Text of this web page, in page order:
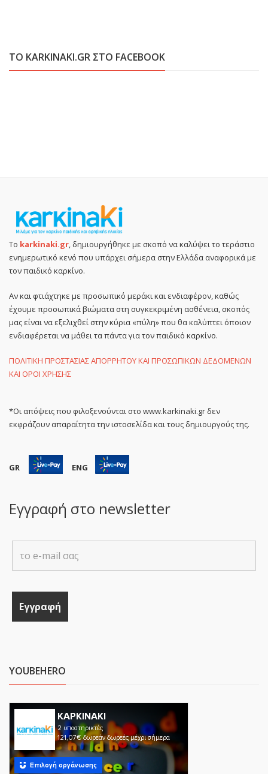
ΤΟ KARKINAKI.GR ΣΤΟ FACEBOOK
Το karkinaki.gr, δημιουργήθηκε με σκοπό να καλύψει το τεράστιο
ενημερωτικό κενό που υπάρχει σήμερα στην Ελλάδα αναφορικά με
τον παιδικό καρκίνο.
Αν και φτιάχτηκε με προσωπικό μεράκι και ενδιαφέρον, καθώς
έχουμε προσωπικά βιώματα στη συγκεκριμένη ασθένεια, σκοπός
μας είναι να εξελιχθεί στην κύρια «πύλη» που θα καλύπτει όποιον
ενδιαφέρεται να μάθει τα πάντα για τον παιδικό καρκίνο.
ΠΟΛΙΤΙΚΗ ΠΡΟΣΤΑΣΙΑΣ ΑΠΟΡΡΗΤΟΥ ΚΑΙ ΠΡΟΣΩΠΙΚΩΝ ΔΕΔΟΜΕΝΩΝ
ΚΑΙ ΟΡΟΙ ΧΡΗΣΗΣ
*Οι απόψεις που φιλοξενούνται στο www.karkinaki.gr δεν
εκφράζουν απαραίτητα την ιστοσελίδα και τους δημιουργούς της.
GR ENG
Εγγραφή στο newsletter
YOUBEHERO